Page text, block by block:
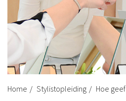
Home Stylistopleiding Hoe